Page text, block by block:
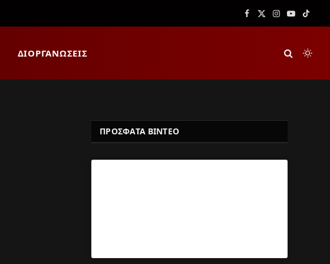
Facebook
X
Instagram
YouTube
TikTok
ΔΙΟΡΓΑΝΏΣΕΙΣ
ΠΡΟΣΦΑΤΑ ΒΙΝΤΕΟ